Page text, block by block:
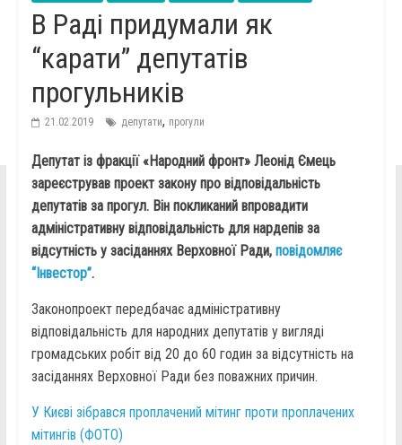
В Раді придумали як
“карати” депутатів
прогульників
21.02.2019 депутати, прогули
Депутат із фракції «Народний фронт» Леонід Ємець
зареєстрував проект закону про відповідальність
депутатів за прогул. Він покликаний впровадити
адміністративну відповідальність для нардепів за
відсутність у засіданнях Верховної Ради, повідомляє
“Інвестор”.
Законопроект передбачає адміністративну
відповідальність для народних депутатів у вигляді
громадських робіт від 20 до 60 годин за відсутність на
засіданнях Верховної Ради без поважних причин.
У Києві зібрався проплачений мітинг проти проплачених
мітингів (ФОТО)